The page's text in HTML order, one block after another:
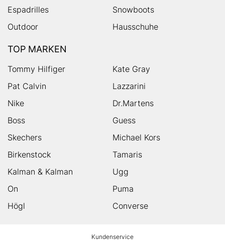
Espadrilles
Snowboots
Outdoor
Hausschuhe
TOP MARKEN
Tommy Hilfiger
Kate Gray
Pat Calvin
Lazzarini
Nike
Dr.Martens
Boss
Guess
Skechers
Michael Kors
Birkenstock
Tamaris
Kalman & Kalman
Ugg
On
Puma
Högl
Converse
Kundenservice